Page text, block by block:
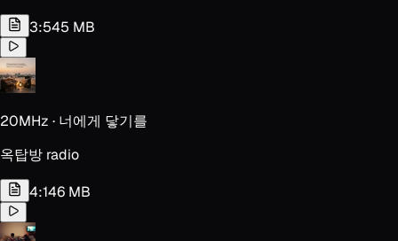
3:545 MB
20MHz · 너에게 닿기를
옥탑방 radio
4:146 MB